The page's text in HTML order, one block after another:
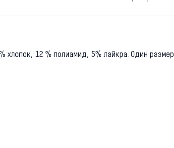
хлопок, 12 % полиамид, 5% лайкра. Один